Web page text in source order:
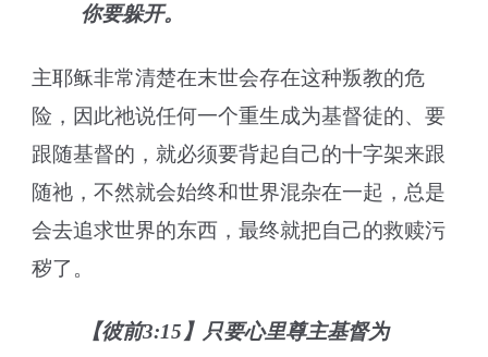
你要躲开。
主耶稣非常清楚在末世会存在这种叛教的危
险，因此祂说任何一个重生成为基督徒的、要
跟随基督的，就必须要背起自己的十字架来跟
随祂，不然就会始终和世界混杂在一起，总是
会去追求世界的东西，最终就把自己的救赎污
秽了。
【彼前3:15】只要心里尊主基督为